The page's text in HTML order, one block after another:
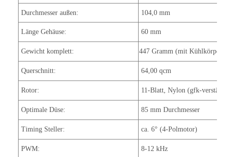
Durchmesser außen: 104,0 mm
Länge Gehäuse: 60 mm
Gewicht komplett: 447 Gramm (mit Kühlkörper)
Querschnitt: 64,00 qcm
Rotor: 11-Blatt, Nylon (gfk-
Optimale Düse: 85 mm Durchmesser
Timing Steller: ca. 6° (4-Polmotor)
PWM: 8-12 kHz